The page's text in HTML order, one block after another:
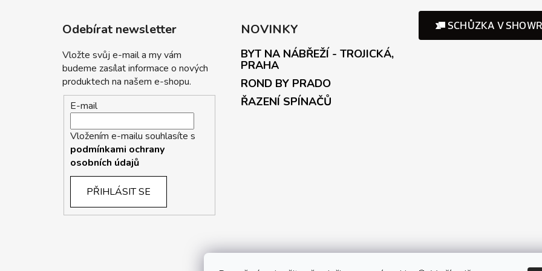
Odebírat newsletter
Vložte svůj e-mail a my vám
budeme zasílat informace o nových
produktech na našem e-shopu.
E-mail
Vložením e-mailu souhlasíte s
podmínkami ochrany
osobních údajů
PŘIHLÁSIT SE
NOVINKY
BYT NA NÁBŘEŽÍ - TROJICKÁ,
PRAHA
ROND BY PRADO
ŘAZENÍ SPÍNAČŮ